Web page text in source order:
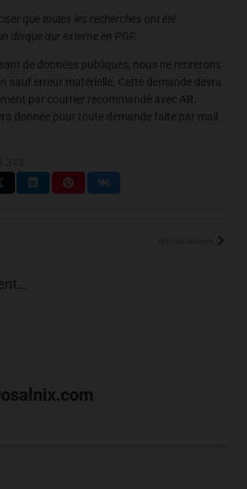
que toutes les recherches ont été
disque dur externe en PDF.
de données publiques, nous ne retirerons
sauf erreur matérielle. Cette demande devra
par courrier recommandé avec AR.
donnée pour toute demande faite par mail